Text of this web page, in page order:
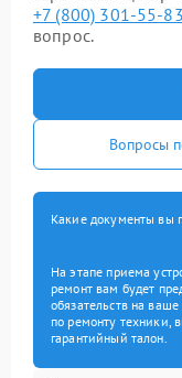
+7 (800) 301-55-83
вопрос.
Вопросы
Какие документы вы
На этапе приема
ремонт вам будет
обязательств на
по ремонту техники,
гарантийный талон.